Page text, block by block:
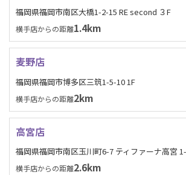
福岡県福岡市南区大橋1-2-15 RE second ３F
横手店からの距離1.4km
麦野店
福岡県福岡市博多区三筑1-5-10 1F
横手店からの距離2km
高宮店
福岡県福岡市南区玉川町6-7 ティファーナ高宮
横手店からの距離2.6km